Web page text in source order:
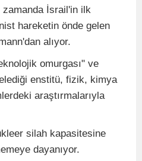
zamanda İsrail'in ilk
hareketin önde gelen
alıyor.
omurgası" ve
enstitü, fizik, kimya
araştırmalarıyla
silah kapasitesine
dayanıyor.